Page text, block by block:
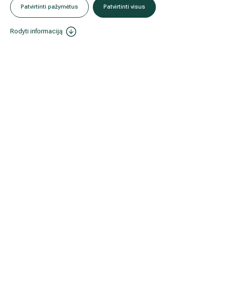
Patvirtinti pažymėtus Patvirtinti visus
Rodyti informaciją